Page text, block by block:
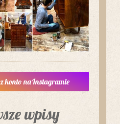
konto na Instagramie
wpisy